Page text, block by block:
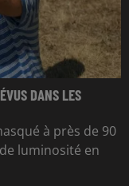
DANS LES
à près de 90
luminosité en